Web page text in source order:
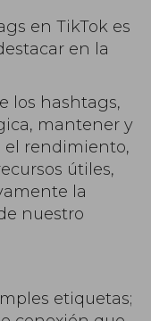
en TikTok es
en la
los hashtags,
mantener y
el rendimiento,
útiles,
la
nuestro
etiquetas;